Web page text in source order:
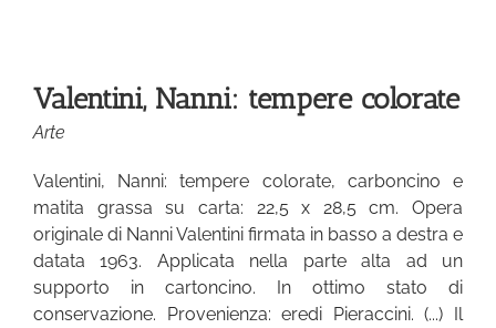
Valentini, Nanni: tempere colorate
Arte
Valentini, Nanni: tempere colorate, carboncino e
matita grassa su carta: 22,5 x 28,5 cm. Opera
originale di Nanni Valentini firmata in basso a destra e
datata 1963. Applicata nella parte alta ad un
supporto in cartoncino. In ottimo stato di
conservazione. Provenienza: eredi Pieraccini. (...) Il